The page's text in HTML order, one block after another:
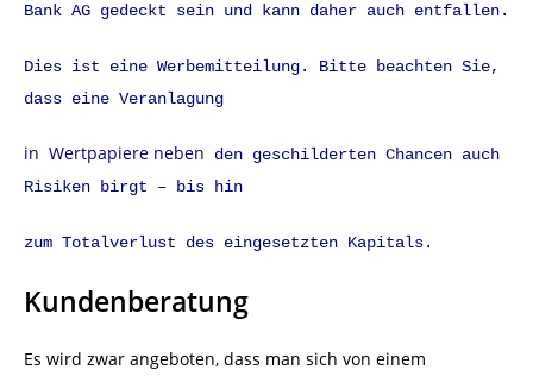
Bank AG gedeckt sein und kann daher auch entfallen.
Dies ist eine Werbemitteilung. Bitte beachten Sie,
dass eine Veranlagung
in Wertpapiere neben den geschilderten Chancen auch
Risiken birgt – bis hin
zum Totalverlust des eingesetzten Kapitals.
Kundenberatung
Es wird zwar angeboten, dass man sich von einem